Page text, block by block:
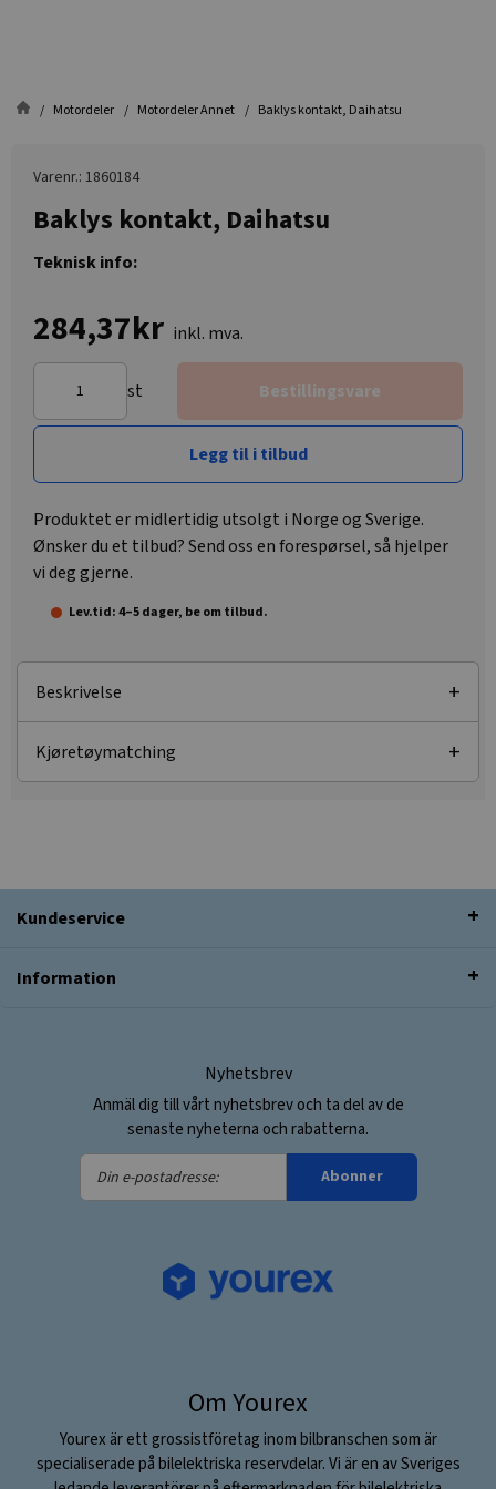
Motordeler Motordeler Annet Baklys kontakt, Daihatsu
Varenr.: 1860184
Baklys kontakt, Daihatsu
Teknisk info:
284,37kr inkl. mva.
st Bestillingsvare
Legg til i tilbud
Produktet er midlertidig utsolgt i Norge og Sverige.
Ønsker du et tilbud? Send oss en forespørsel, så hjelper
vi deg gjerne.
Lev.tid: 4–5 dager, be om tilbud.
Beskrivelse
Kjøretøymatching
Kundeservice
Information
Nyhetsbrev
Anmäl dig till vårt nyhetsbrev och ta del av de
senaste nyheterna och rabatterna.
Din
e-
Abonner
Om Yourex
Yourex är ett grossistföretag inom bilbranschen som är
specialiserade på bilelektriska reservdelar. Vi är en av Sveriges